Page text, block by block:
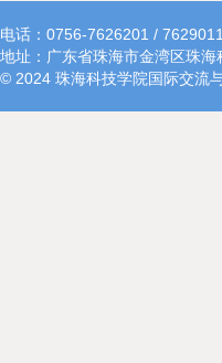
电话：0756-7626201 / 7629011
地址：广东省珠海市金湾区珠
© 2024 珠海科技学院国际交流